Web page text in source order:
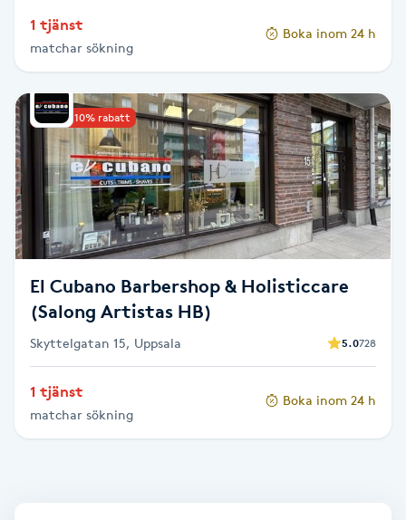
BIAB
Bottenfärg
Brynformning
Brynfärgning
Brynplockning
Bröllopsuppsättning
Celluliter
1 tjänst
matchar sökning
Boka inom 24 h
Upp till 10% rabatt
El Cubano Barbershop & Holisticcare
(Salong Artistas HB)
Skyttelgatan 15, Uppsala 5.0728
1 tjänst
matchar sökning
Boka inom 24 h